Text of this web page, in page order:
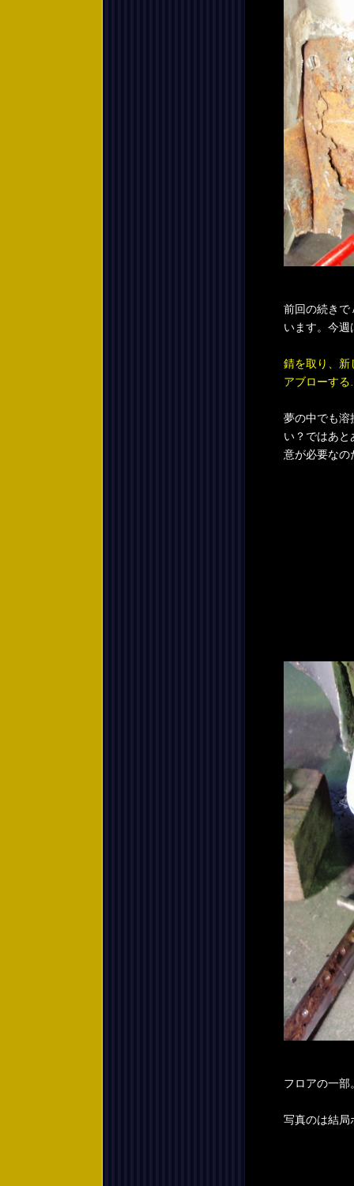
前回の続き
います。今
錆を取り、新
アブローす
夢の中でも溶
い？ではあと
意が必要なの
フロアの一部
写真のは結局